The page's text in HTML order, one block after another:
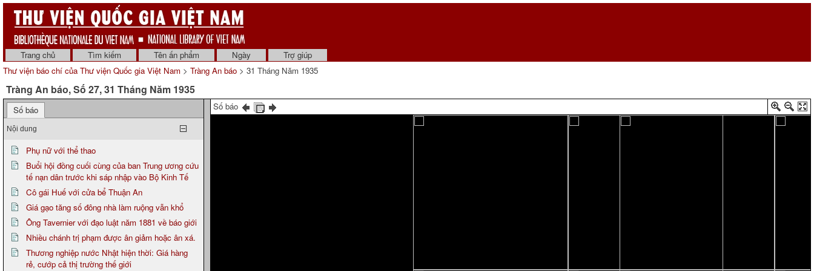
Trang chủ Tìm kiếm Tên ấn phẩm Ngày
Trợ giúp
Thư viện báo chí của Thư viện Quốc gia Việt Nam > Tràng An báo > 31 Tháng Năm 1935
Tràng An báo, Số 27, 31 Tháng Năm 1935
Số báo
Nội dung
Phụ nữ với thể thao
Buổi hội đồng cuối cùng của ban Trung ương cứu
tế nạn dân trước khi sáp nhập vào Bộ Kinh Tế
Cô gái Huế với cửa bể Thuận An
Giá gạo tăng số đông nhà làm ruộng vẫn khổ
Ông Tavernier với đạo luật năm 1881 về báo giới
Nhiều chánh trị phạm được ân giảm hoặc ân xá.
Thương nghiệp nước Nhật hiện thời: Giá hàng
rẻ, cướp cả thị trường thế giới
Số báo